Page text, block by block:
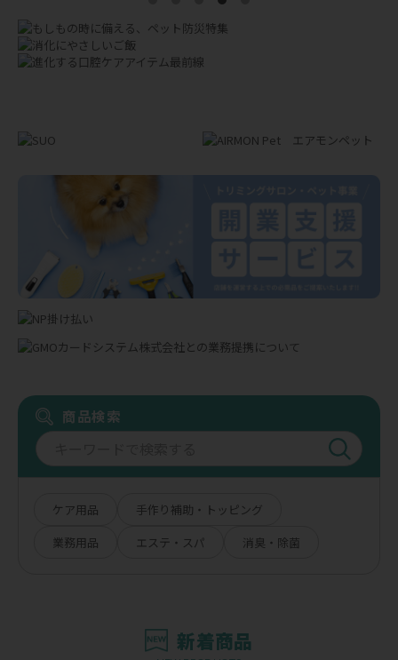
商品検索
ケア用品
手作り補助・トッピング
業務用品
エステ・スパ 消臭・除菌
新着商品